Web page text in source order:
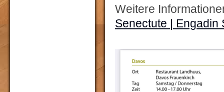
Weitere
Senectute | Engadin